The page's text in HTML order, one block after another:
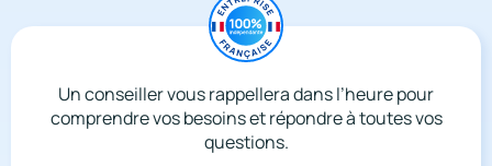
Un conseiller vous rappellera dans l’heure pour
comprendre vos besoins et répondre à toutes vos
questions.